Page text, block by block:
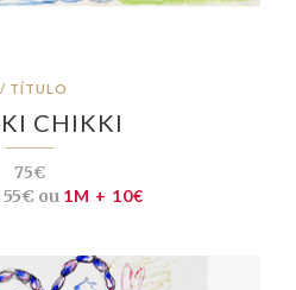
TÍTULO
CHIKKI
75€
55€ ou 1M + 10€